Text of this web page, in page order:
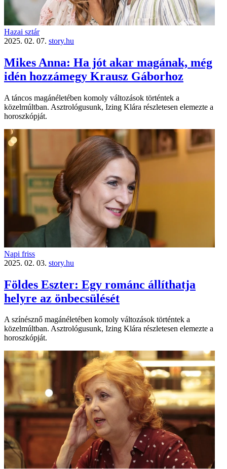
Hazai sztár
2025. 02. 07. story.hu
Mikes Anna: Ha jót akar magának, még
idén hozzámegy Krausz Gáborhoz
A táncos magánéletében komoly változások történtek a
közelmúltban. Asztrológusunk, Izing Klára részletesen elemezte a
horoszkópját.
Napi friss
2025. 02. 03. story.hu
Földes Eszter: Egy románc állíthatja
helyre az önbecsülését
A színésznő magánéletében komoly változások történtek a
közelmúltban. Asztrológusunk, Izing Klára részletesen elemezte a
horoszkópját.